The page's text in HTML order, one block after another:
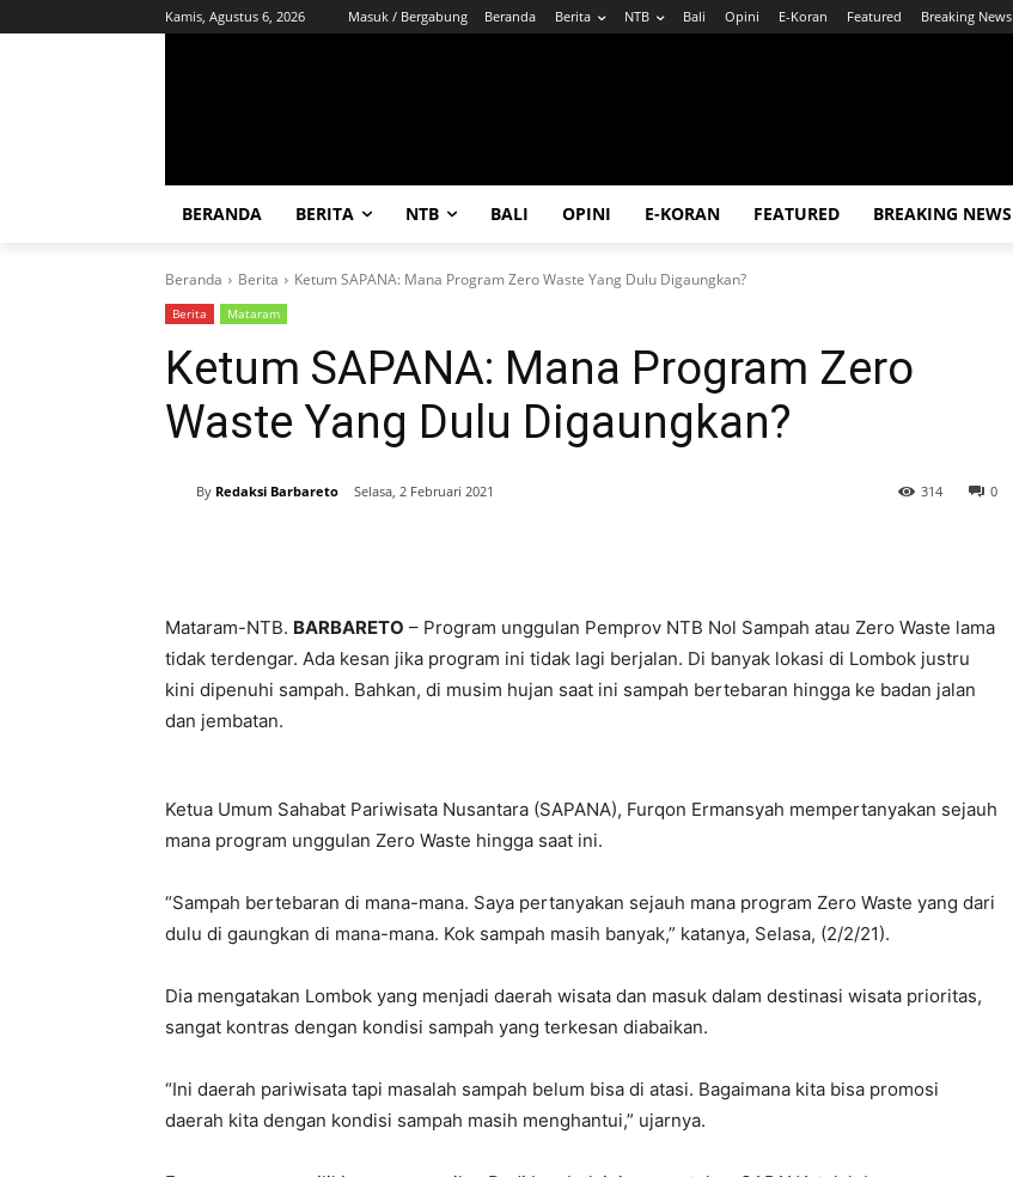
Kamis, Agustus 6, 2026 Masuk / Bergabung Beranda Berita NTB Bali Opini E-Koran Featured Breaking News
BERANDA BERITA NTB BALI OPINI E-KORAN FEATURED BREAKING NEWS
Beranda Berita Ketum SAPANA: Mana Program Zero Waste Yang Dulu Digaungkan?
Berita Mataram
Ketum SAPANA: Mana Program Zero
Waste Yang Dulu Digaungkan?
By Redaksi Barbareto Selasa, 2 Februari 2021 0
314
Mataram-NTB. BARBARETO – Program unggulan Pemprov NTB Nol Sampah atau Zero Waste lama
tidak terdengar. Ada kesan jika program ini tidak lagi berjalan. Di banyak lokasi di Lombok justru
kini dipenuhi sampah. Bahkan, di musim hujan saat ini sampah bertebaran hingga ke badan jalan
dan jembatan.
Ketua Umum Sahabat Pariwisata Nusantara (SAPANA), Furqon Ermansyah mempertanyakan sejauh
mana program unggulan Zero Waste hingga saat ini.
“Sampah bertebaran di mana-mana. Saya pertanyakan sejauh mana program Zero Waste yang dari
dulu di gaungkan di mana-mana. Kok sampah masih banyak,” katanya, Selasa, (2/2/21).
Dia mengatakan Lombok yang menjadi daerah wisata dan masuk dalam destinasi wisata prioritas,
sangat kontras dengan kondisi sampah yang terkesan diabaikan.
“Ini daerah pariwisata tapi masalah sampah belum bisa di atasi. Bagaimana kita bisa promosi
daerah kita dengan kondisi sampah masih menghantui,” ujarnya.